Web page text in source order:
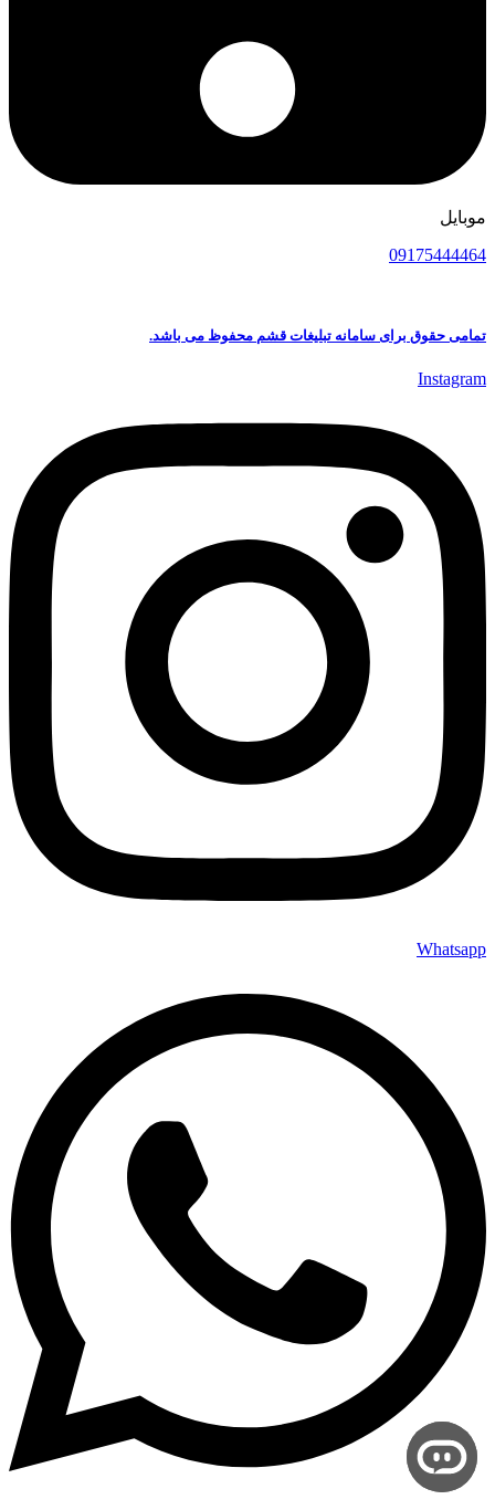
موبایل
09175444464
تمامی حقوق برای سامانه تبلیغات قشم محفوظ می باشد.
Instagram
Whatsapp